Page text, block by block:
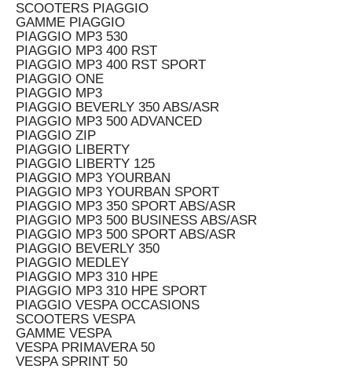
SCOOTERS PIAGGIO
GAMME PIAGGIO
PIAGGIO MP3 530
PIAGGIO MP3 400 RST
PIAGGIO MP3 400 RST SPORT
PIAGGIO ONE
PIAGGIO MP3
PIAGGIO BEVERLY 350 ABS/ASR
PIAGGIO MP3 500 ADVANCED
PIAGGIO ZIP
PIAGGIO LIBERTY
PIAGGIO LIBERTY 125
PIAGGIO MP3 YOURBAN
PIAGGIO MP3 YOURBAN SPORT
PIAGGIO MP3 350 SPORT ABS/ASR
PIAGGIO MP3 500 BUSINESS ABS/ASR
PIAGGIO MP3 500 SPORT ABS/ASR
PIAGGIO BEVERLY 350
PIAGGIO MEDLEY
PIAGGIO MP3 310 HPE
PIAGGIO MP3 310 HPE SPORT
PIAGGIO VESPA OCCASIONS
SCOOTERS VESPA
GAMME VESPA
VESPA PRIMAVERA 50
VESPA SPRINT 50